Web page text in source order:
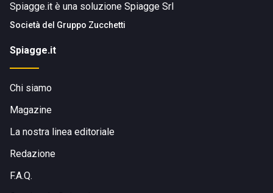
Spiagge.it è una soluzione Spiagge Srl
Società del Gruppo Zucchetti
Spiagge.it
Chi siamo
Magazine
La nostra linea editoriale
Redazione
F.A.Q.